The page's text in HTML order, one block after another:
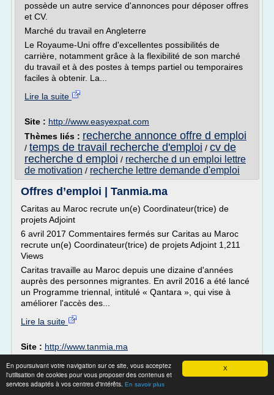
X
En poursuivant votre navigation sur ce site, vous acceptez
l'utilisation de cookies pour vous proposer des contenus et
services adaptés à vos centres d'intérêts. En savoir plus
possède un autre service d'annonces pour déposer offres
et CV.
Marché du travail en Angleterre
Le Royaume-Uni offre d'excellentes possibilités de
carrière, notamment grâce à la flexibilité de son marché
du travail et à des postes à temps partiel ou temporaires
faciles à obtenir. La...
Lire la suite
Site : http://www.easyexpat.com
Thèmes liés : recherche annonce offre d emploi
/ temps de travail recherche d'emploi / cv de
recherche d emploi / recherche d un emploi lettre
de motivation / recherche lettre demande d'emploi
Offres d’emploi | Tanmia.ma
Caritas au Maroc recrute un(e) Coordinateur(trice) de
projets Adjoint
6 avril 2017 Commentaires fermés sur Caritas au Maroc
recrute un(e) Coordinateur(trice) de projets Adjoint 1,211
Views
Caritas travaille au Maroc depuis une dizaine d'années
auprès des personnes migrantes. En avril 2016 a été lancé
un Programme triennal, intitulé « Qantara », qui vise à
améliorer l'accès des...
Lire la suite
Site : http://www.tanmia.ma
recherche d'emploi dans l'accueil/
recherche d emploi dans l accueil
d'emploi dans l'accueil/offre d emploi dans l